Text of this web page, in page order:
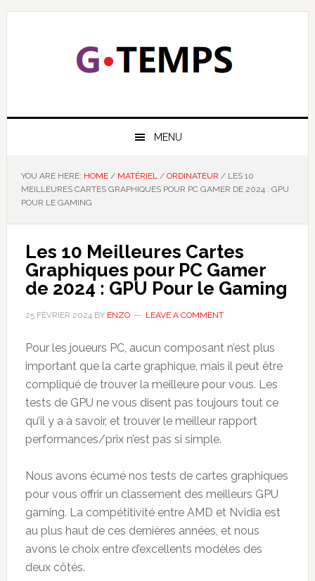
Skip
Skip
Skip
Skip
GTEMPS
MENU
YOU ARE HERE: HOME / MATÉRIEL / ORDINATEUR /LES 10
MEILLEURES CARTES GRAPHIQUES POUR PC GAMER DE 2024 : GPU
POUR LE GAMING
Les 10 Meilleures Cartes
Graphiques pour PC Gamer
de 2024 : GPU Pour le Gaming
25 FÉVRIER 2024BY ENZO LEAVE A COMMENT
Pour les joueurs PC, aucun composant n’est plus
important que la carte graphique, mais il peut être
compliqué de trouver la meilleure pour vous. Les
tests de GPU ne vous disent pas toujours tout ce
qu’il y a à savoir, et trouver le meilleur rapport
performances/prix n’est pas si simple.
Nous avons écumé nos tests de cartes graphiques
pour vous offrir un classement des meilleurs GPU
gaming. La compétitivité entre AMD et Nvidia est
au plus haut de ces dernières années, et nous
avons le choix entre d’excellents modèles des
deux côtés.